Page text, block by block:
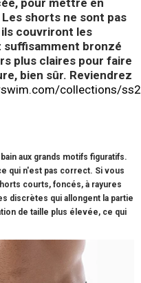
pour mettre en
shorts ne sont pas
couvriront les
suffisamment bronzé
plus claires pour faire
bien sûr. Reviendrez
collections/
aux grands motifs figuratifs.
qui n'est pas correct. Si vous
courts, foncés, à rayures
discrètes qui allongent la partie
de taille plus élevée, ce qui